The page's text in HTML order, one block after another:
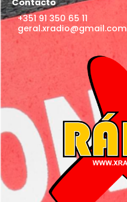
+351 91 350 65 11
geral.xradio@gmail.com